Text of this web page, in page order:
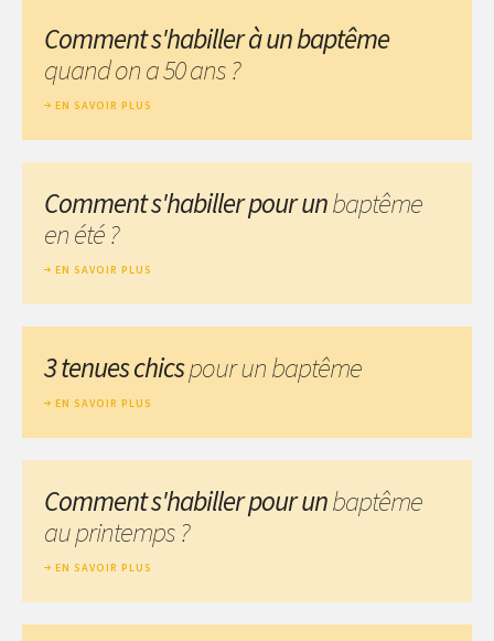
Comment s'habiller à un baptême
quand on a 50 ans ?
EN SAVOIR PLUS
Comment s'habiller pour unbaptême
en été ?
EN SAVOIR PLUS
3 tenues chicspour un baptême
EN SAVOIR PLUS
Comment s'habiller pour unbaptême
au printemps ?
EN SAVOIR PLUS